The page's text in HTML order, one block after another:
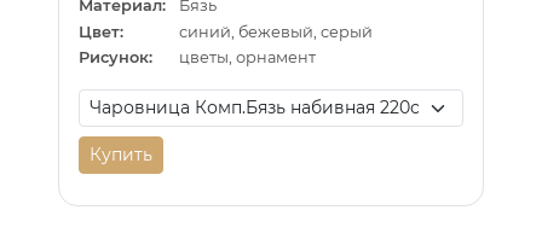
Материал:
Бязь
Цвет:
синий, бежевый, серый
Рисунок:
цветы, орнамент
Купить